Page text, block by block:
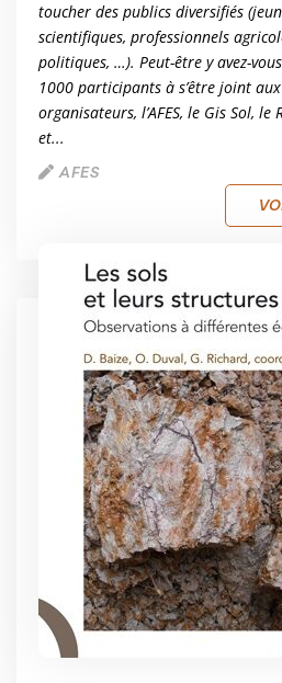
toucher des publics diversifiés
scientifiques, professionnels
politiques, …). Peut-être y avez-
1000 participants à s’être joint
organisateurs, l’AFES, le Gis Sol,
et...
AFES